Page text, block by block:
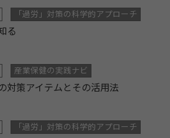
「過労」対策の科学的アプローチ
る
産業保健の実践ナビ
対策アイテムとその活用法
「過労」対策の科学的アプローチ